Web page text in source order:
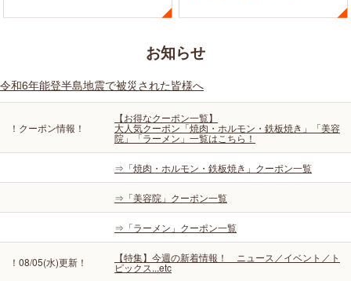
お知らせ
令和6年能登半島地震で被災された皆様へ
！クーポン情報！
【お得なクーポン一覧】
大人気クーポン「焼肉・ホルモン・鉄板焼き」「美容
院」「ラーメン」一覧はこちら！
⇒「焼肉・ホルモン・鉄板焼き」クーポン一覧
⇒「美容院」クーポン一覧
⇒「ラーメン」クーポン一覧
！08/05(水)更新！ 【特集】今週の新着情報！ ニュース／イベント／ト
ピックス...etc